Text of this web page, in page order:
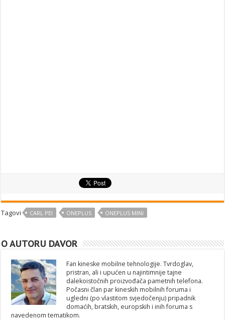
Tagovi CARL PEI ONEPLUS ONEPLUS MINI
O AUTORU DAVOR
Fan kineske mobilne tehnologije. Tvrdoglav,
pristran, ali i upućen u najintimnije tajne
dalekoistočnih proizvođača pametnih telefona.
Počasni član par kineskih mobilnih foruma i
ugledni (po vlastitom svjedočenju) pripadnik
domaćih, bratskih, europskih i inih foruma s
navedenom tematikom.